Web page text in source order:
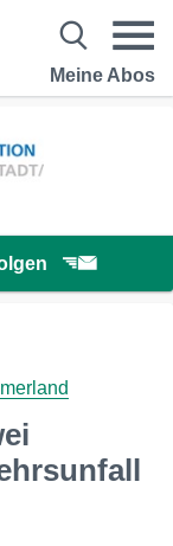
Meine Abos